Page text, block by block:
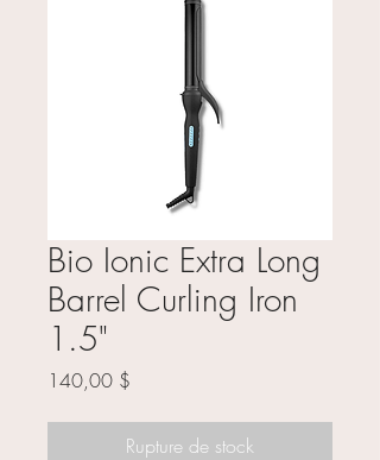
Bio Ionic Extra Long
Barrel Curling Iron
1.5"
140,00 $
Rupture de stock